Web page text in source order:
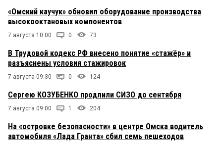
«Омский каучук» обновил оборудование производства
высокооктановых компонентов
7 августа 10:00 0 73
В Трудовой кодекс РФ внесено понятие «стажёр» и
разъяснены условия стажировок
7 августа 09:30 0 124
Сергею КОЗУБЕНКО продлили СИЗО до сентября
7 августа 09:00 1 204
На «островке безопасности» в центре Омска водитель
автомобиля «Лада Гранта» сбил семь пешеходов